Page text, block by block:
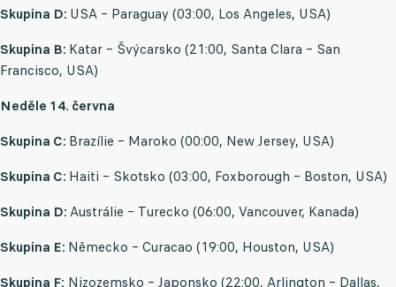
Skupina D: USA – Paraguay (03:00, Los Angeles, USA)
Skupina B: Katar – Švýcarsko (21:00, Santa Clara – San
Francisco, USA)
Neděle 14. června
Skupina C: Brazílie – Maroko (00:00, New Jersey, USA)
Skupina C: Haiti – Skotsko (03:00, Foxborough – Boston, USA)
Skupina D: Austrálie – Turecko (06:00, Vancouver, Kanada)
Skupina E: Německo – Curacao (19:00, Houston, USA)
Skupina F: Nizozemsko – Japonsko (22:00, Arlington – Dallas,